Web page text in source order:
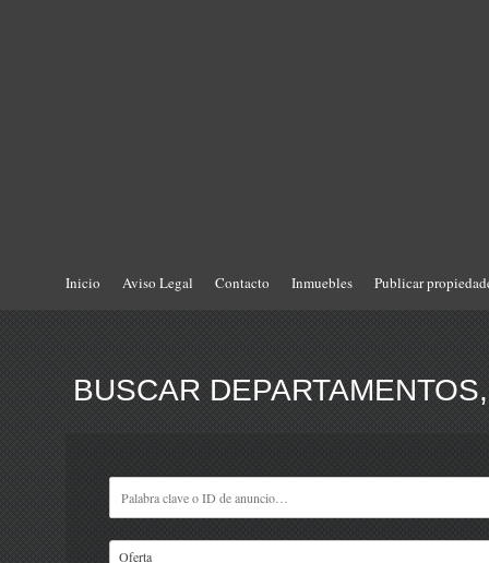
Inicio Aviso Legal Contacto Inmuebles Publicar
BUSCAR